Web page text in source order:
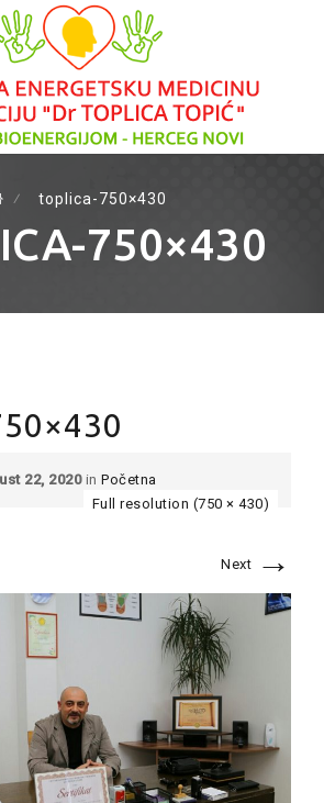
⁄ toplica-750×430
750×430
22, 2020in Početna
Full resolution (750 × 430)
Next →